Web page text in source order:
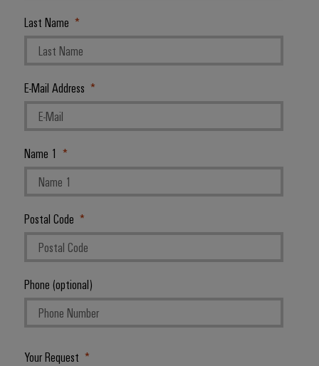
Last Name
E-Mail Address
Name 1
Postal Code
Phone (optional)
Your Request